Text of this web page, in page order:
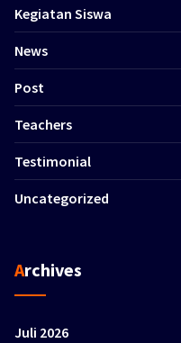
Kegiatan Siswa
News
Post
Teachers
Testimonial
Uncategorized
Archives
Juli 2026